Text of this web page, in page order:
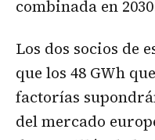
combinada en
Los dos socios de
que los 48 GWh
factorías
del mercado